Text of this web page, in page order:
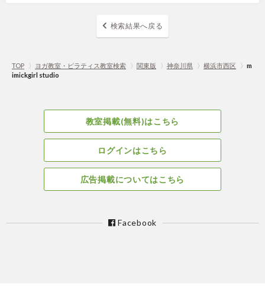
検索結果へ戻る
TOP 〉 ヨガ教室・ピラティス教室検索 〉 関東版 〉 神奈川県 〉 横浜市西区 〉 m
imickgirl studio
教室掲載(無料)はこちら
ログインはこちら
広告掲載についてはこちら
Facebook